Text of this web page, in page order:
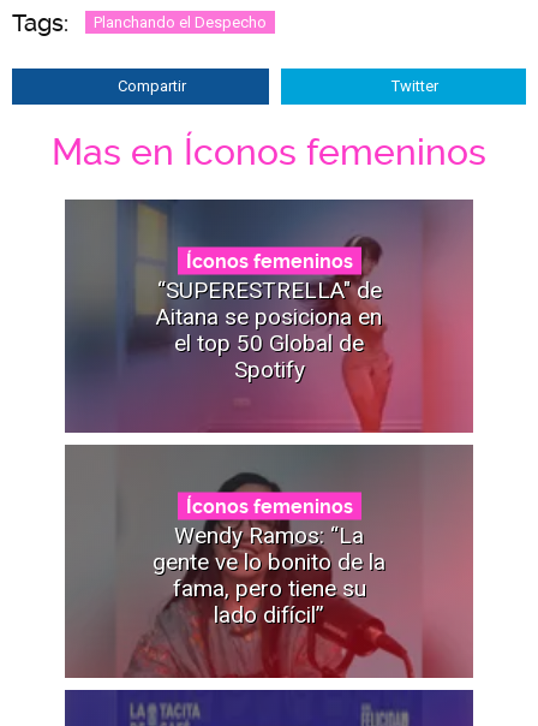
Tags: Planchando el Despecho
Compartir Twitter
Mas en Íconos femeninos
Íconos femeninos
“SUPERESTRELLA" de
Aitana se posiciona en
el top 50 Global de
Spotify
Íconos femeninos
Wendy Ramos: “La
gente ve lo bonito de la
fama, pero tiene su
lado difícil”